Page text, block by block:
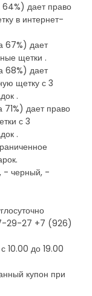
дает право
в интернет-
67%) дает
щетки .
68%) дает
щетку с 3
.
71%) дает право
с 3
.
- черный, -
29-27 +7 (926)
10.00 до 19.00
купон при